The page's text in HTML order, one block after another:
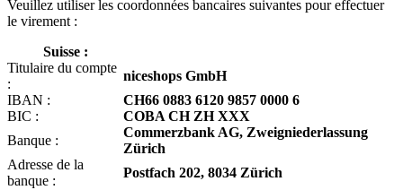
Veuillez utiliser les coordonnées bancaires suivantes pour effectuer
le virement :
Suisse :
Titulaire du compte
:
niceshops GmbH
IBAN :
CH66 0883 6120 9857 0000 6
BIC :
COBA CH ZH XXX
Banque :
Commerzbank AG, Zweigniederlassung
Zürich
Adresse de la
banque :
Postfach 202, 8034 Zürich